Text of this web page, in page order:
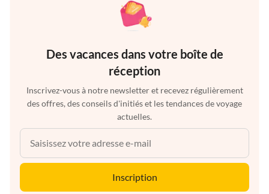
Des vacances dans votre boîte de
réception
Inscrivez-vous à notre newsletter et recevez régulièrement
des offres, des conseils d'initiés et les tendances de voyage
actuelles.
Inscription